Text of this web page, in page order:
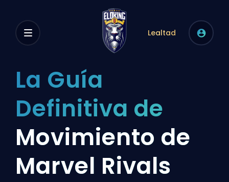
Lealtad
La Guía
Definitiva de
Movimiento de
Marvel Rivals